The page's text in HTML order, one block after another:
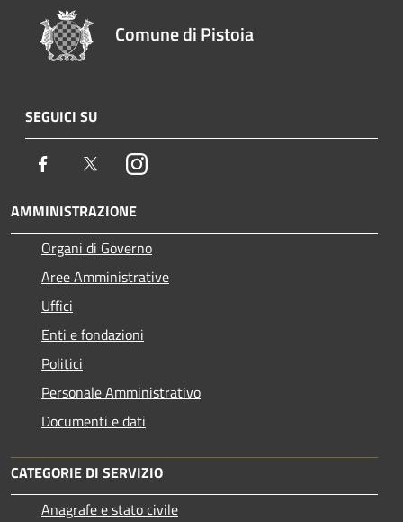
Comune di Pistoia
SEGUICI SU
Facebook TwitterInstagram
AMMINISTRAZIONE
Organi di Governo
Aree Amministrative
Uffici
Enti e fondazioni
Politici
Personale Amministrativo
Documenti e dati
CATEGORIE DI SERVIZIO
Anagrafe e stato civile